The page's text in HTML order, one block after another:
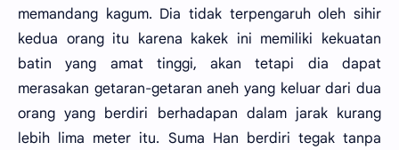
memandang kagum. Dia tidak terpengaruh oleh sihir
kedua orang itu karena kakek ini memiliki kekuatan
batin yang amat tinggi, akan tetapi dia dapat
merasakan getaran-getaran aneh yang keluar dari dua
orang yang berdiri berhadapan dalam jarak kurang
lebih lima meter itu. Suma Han berdiri tegak tanpa